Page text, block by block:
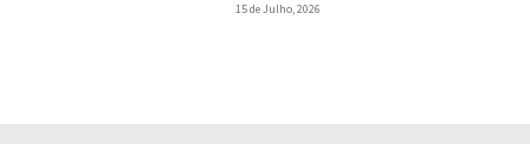
15 de Julho, 2026